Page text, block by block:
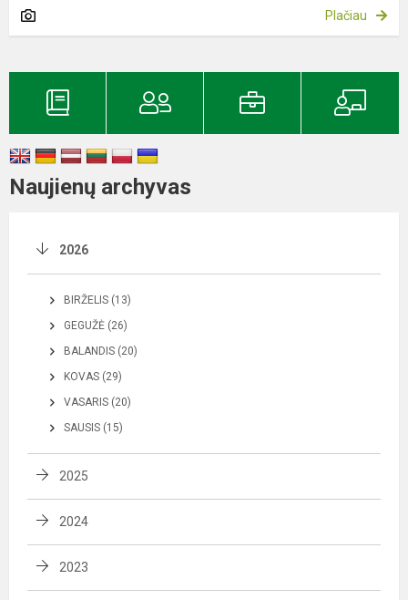
Plačiau
Naujienų archyvas
2026
BIRŽELIS (13)
GEGUŽĖ (26)
BALANDIS (20)
KOVAS (29)
VASARIS (20)
SAUSIS (15)
2025
2024
2023